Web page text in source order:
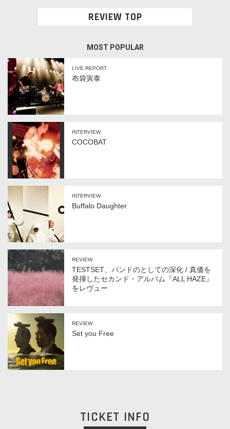
REVIEW TOP
MOST POPULAR
LIVE REPORT
布袋寅泰
INTERVIEW
COCOBAT
INTERVIEW
Buffalo Daughter
REVIEW
TESTSET、バンドのとしての深化 / 真価を
発揮したセカンド・アルバム『ALL HAZE』
をレヴュー
REVIEW
Set you Free
TICKET INFO